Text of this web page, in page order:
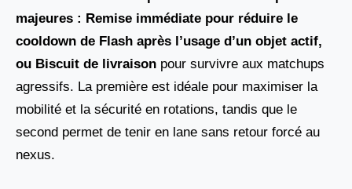
majeures : Remise immédiate pour réduire le
cooldown de Flash après l’usage d’un objet actif,
ou Biscuit de livraison pour survivre aux matchups
agressifs. La première est idéale pour maximiser la
mobilité et la sécurité en rotations, tandis que le
second permet de tenir en lane sans retour forcé au
nexus.